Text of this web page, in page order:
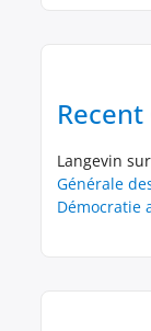
Langevin sur
Générale
Démocratie